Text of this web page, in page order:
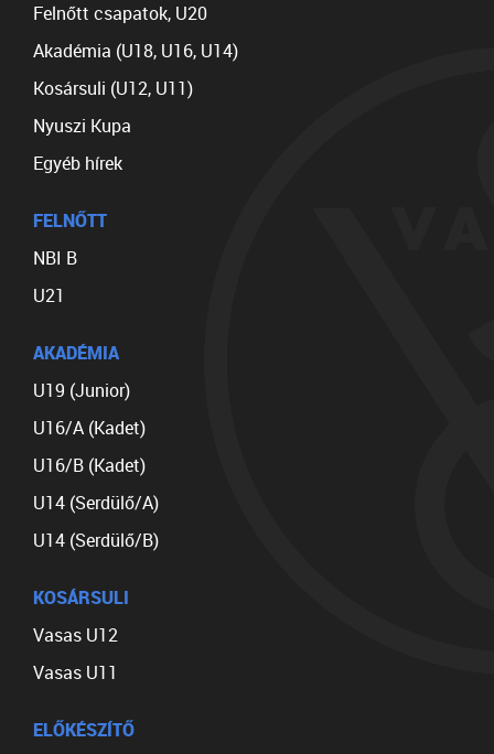
Felnőtt csapatok, U20
Akadémia (U18, U16, U14)
Kosársuli (U12, U11)
Nyuszi Kupa
Egyéb hírek
FELNŐTT
NBI B
U21
AKADÉMIA
U19 (Junior)
U16/A (Kadet)
U16/B (Kadet)
U14 (Serdülő/A)
U14 (Serdülő/B)
KOSÁRSULI
Vasas U12
Vasas U11
ELŐKÉSZÍTŐ